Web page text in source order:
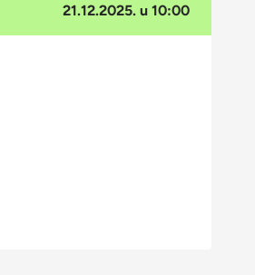
21.12.2025. u 10:00